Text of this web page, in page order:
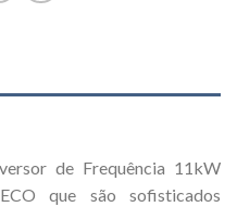
de Frequência 11kW
que são sofisticados